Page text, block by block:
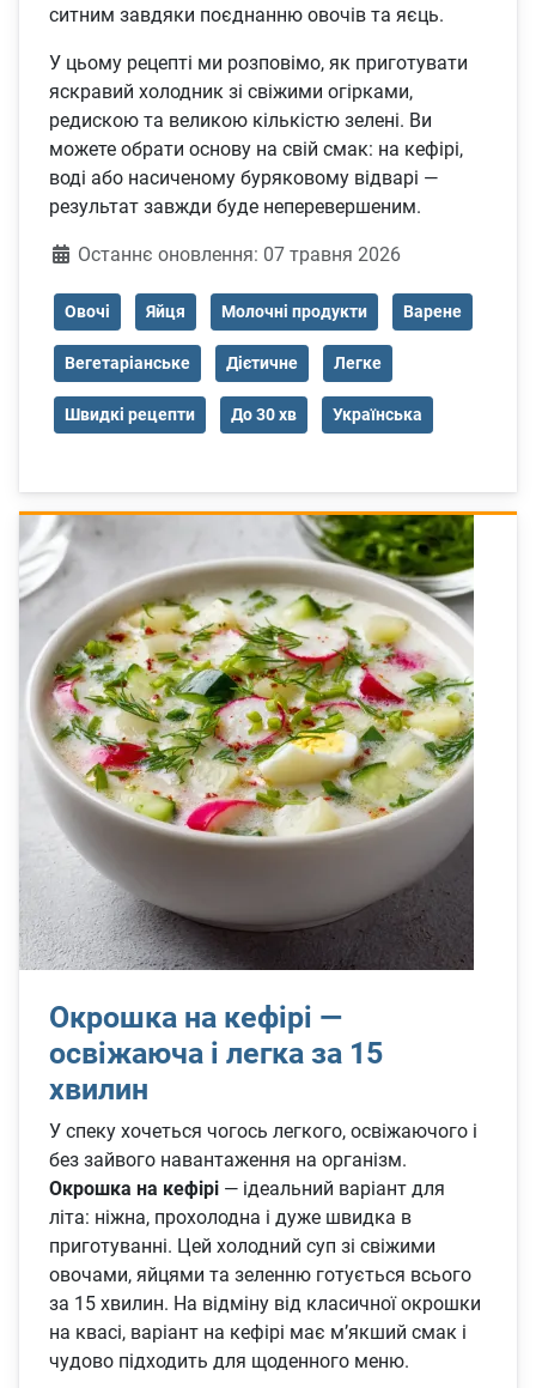
ситним завдяки поєднанню овочів та яєць.
У цьому рецепті ми розповімо, як приготувати
яскравий холодник зі свіжими огірками,
редискою та великою кількістю зелені. Ви
можете обрати основу на свій смак: на кефірі,
воді або насиченому буряковому відварі —
результат завжди буде неперевершеним.
ДеталіОстаннє оновлення: 07 травня 2026
Овочі Яйця Молочні продукти Варене
Вегетаріанське Дієтичне Легке
Швидкі рецепти До 30 хв Українська
Окрошка на кефірі —
освіжаюча і легка за 15
хвилин
У спеку хочеться чогось легкого, освіжаючого і
без зайвого навантаження на організм.
Окрошка на кефірі — ідеальний варіант для
літа: ніжна, прохолодна і дуже швидка в
приготуванні. Цей холодний суп зі свіжими
овочами, яйцями та зеленню готується всього
за 15 хвилин. На відміну від класичної окрошки
на квасі, варіант на кефірі має м’якший смак і
чудово підходить для щоденного меню.